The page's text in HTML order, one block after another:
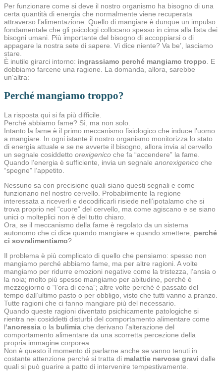
Per funzionare come si deve il nostro organismo ha bisogno di una
certa quantità di energia che normalmente viene recuperata
attraverso l’alimentazione. Quello di mangiare è dunque un impulso
fondamentale che gli psicologi collocano spesso in cima alla lista dei
bisogni umani. Più importante del bisogno di accoppiarsi o di
appagare la nostra sete di sapere. Vi dice niente? Va be’, lasciamo
stare.
È inutile girarci intorno: ingrassiamo perché mangiamo troppo . E
dobbiamo farcene una ragione. La domanda, allora, sarebbe
un’altra:
Perché mangiamo troppo?
La risposta qui si fa più difficile.
Perché abbiamo fame? Sì, ma non solo.
Intanto la fame è il primo meccanismo fisiologico che induce l’uomo
a mangiare. In ogni istante il nostro organismo monitorizza lo stato
di energia attuale e se ne avverte il bisogno, allora invia al cervello
un segnale cosiddetto orexigenico che fa “accendere” la fame.
Quando l’energia è sufficiente, invia un segnale anorexigenico che
“spegne” l’appetito.
Nessuno sa con precisione quali siano questi segnali e come
funzionano nel nostro cervello.
Probabilmente la regione
interessata a riceverli e decodificarli risiede nell’ipotalamo che si
trova proprio nel “cuore” del cervello, ma come agiscano e se siano
unici o molteplici non è del tutto chiaro.
Ora, se il meccanismo della fame è regolato da un sistema
autonomo che ci dice quando mangiare e quando smettere, perché
ci sovralimentiamo?
Il problema è più complicato di quello che pensiamo: spesso non
mangiamo perché abbiamo fame, ma per altre ragioni. A volte
mangiamo per ridurre emozioni negative come la tristezza, l’ansia o
la noia; molto più spesso mangiamo per abitudine, perché è
mezzogiorno o “l’ora di cena”; altre volte perché è passato del
tempo dall’ultimo pasto o per obbligo, visto che tutti vanno a pranzo.
Tutte ragioni che ci fanno mangiare più del necessario.
Quando queste ragioni diventato psichicamente patologiche si
rientra nei cosiddetti disturbi del comportamento alimentare come
l‘anoressia o la bulimia che derivano l’alterazione del
comportamento alimentare da una scorretta percezione della
propria immagine corporea.
Non è questo il momento di parlarne anche se vanno tenuti in
costante attenzione perché si tratta di malattie nervose gravi dalle
quali si può guarire a patto di intervenire tempestivamente.